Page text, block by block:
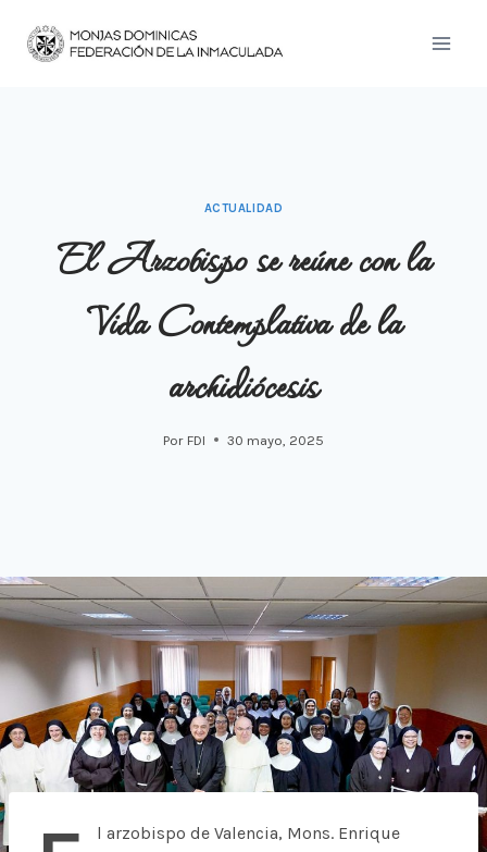
ACTUALIDAD
El Arzobispo se reúne con la
Vida Contemplativa de la
archidiócesis
Por FDI 30 mayo, 2025
l arzobispo de Valencia, Mons. Enrique